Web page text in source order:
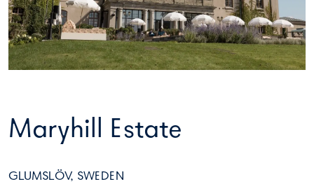
Maryhill Estate
GLUMSLÖV, SWEDEN